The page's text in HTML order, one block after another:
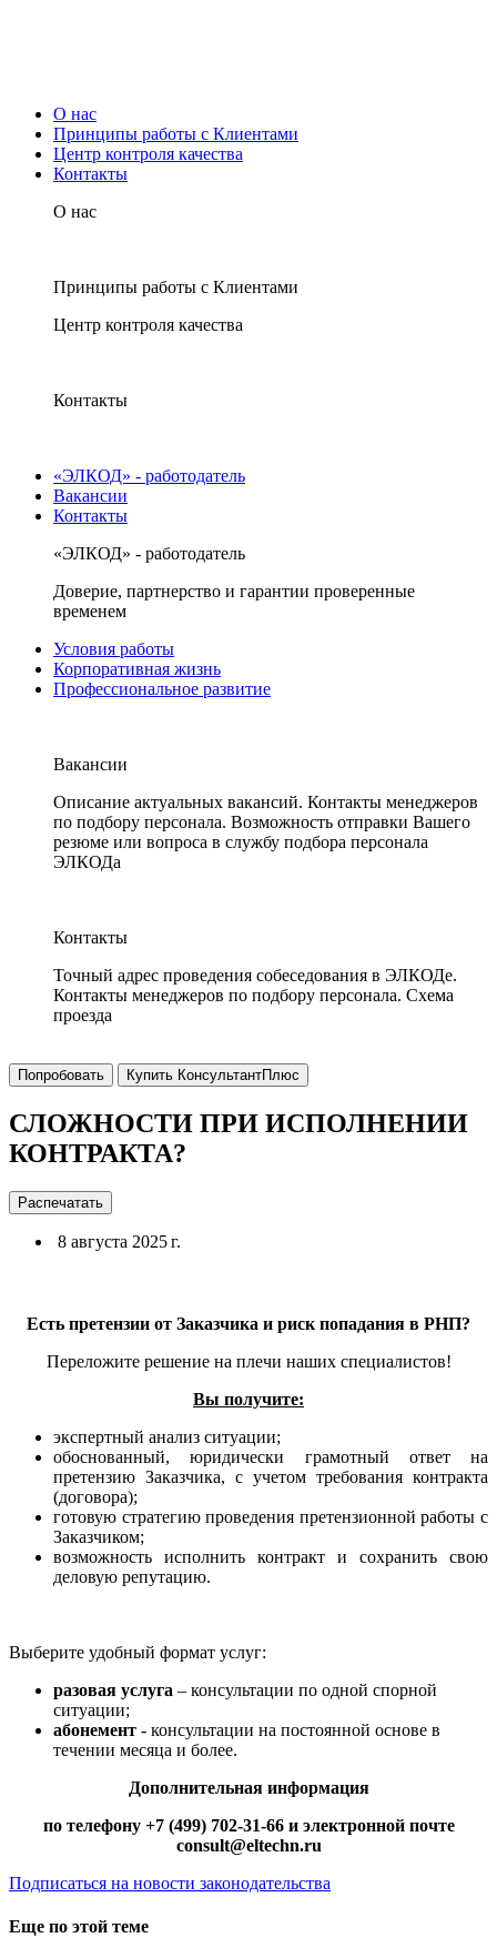
О нас
Принципы работы с Клиентами
Центр контроля качества
Контакты
О нас
Принципы работы с Клиентами
Центр контроля качества
Контакты
«ЭЛКОД» - работодатель
Вакансии
Контакты
«ЭЛКОД» - работодатель
Доверие, партнерство и гарантии проверенные
временем
Условия работы
Корпоративная жизнь
Профессиональное развитие
Вакансии
Описание актуальных вакансий. Контакты менеджеров
по подбору персонала. Возможность отправки Вашего
резюме или вопроса в службу подбора персонала
ЭЛКОДа
Контакты
Точный адрес проведения собеседования в ЭЛКОДе.
Контакты менеджеров по подбору персонала. Схема
проезда
Попробовать Купить КонсультантПлюс
СЛОЖНОСТИ ПРИ ИСПОЛНЕНИИ
КОНТРАКТА?
Распечатать
8 августа 2025 г.
Есть претензии от Заказчика и риск попадания в РНП?
Переложите решение на плечи наших специалистов!
Вы получите:
экспертный анализ ситуации;
обоснованный, юридически грамотный ответ на
претензию Заказчика, с учетом требования контракта
(договора);
готовую стратегию проведения претензионной работы с
Заказчиком;
возможность исполнить контракт и сохранить свою
деловую репутацию.
Выберите удобный формат услуг:
разовая услуга – консультации по одной спорной
ситуации;
абонемент - консультации на постоянной основе в
течении месяца и более.
Дополнительная информация
по телефону +7 (499) 702-31-66 и электронной почте
consult@eltechn.ru
Подписаться на новости законодательства
Еще по этой теме